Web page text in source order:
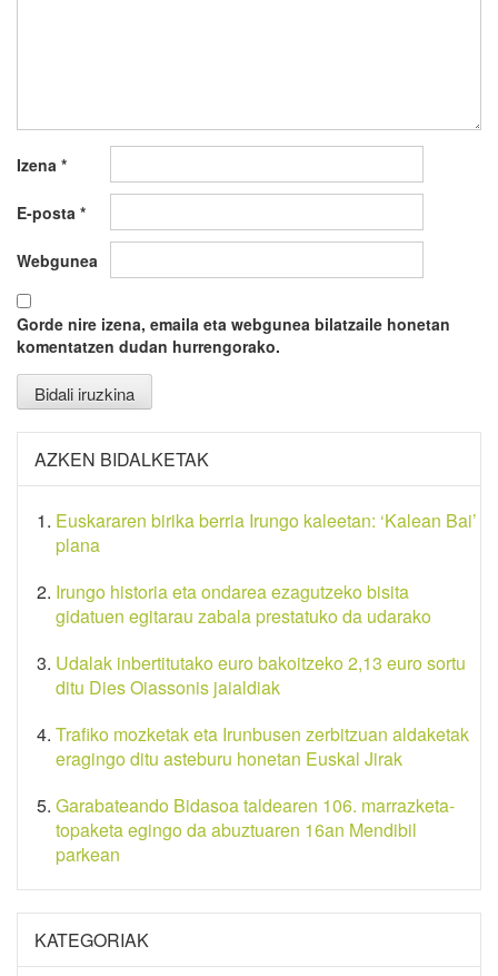
Izena *
E-posta *
Webgunea
Gorde nire izena, emaila eta webgunea bilatzaile honetan
komentatzen dudan hurrengorako.
AZKEN BIDALKETAK
Euskararen birika berria Irungo kaleetan: ‘Kalean Bai’
plana
Irungo historia eta ondarea ezagutzeko bisita
gidatuen egitarau zabala prestatuko da udarako
Udalak inbertitutako euro bakoitzeko 2,13 euro sortu
ditu Dies Oiassonis jaialdiak
Trafiko mozketak eta Irunbusen zerbitzuan aldaketak
eragingo ditu asteburu honetan Euskal Jirak
Garabateando Bidasoa taldearen 106. marrazketa-
topaketa egingo da abuztuaren 16an Mendibil
parkean
KATEGORIAK